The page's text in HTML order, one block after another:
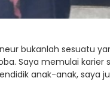
bukanlah sesuatu
Saya memulai
anak-anak, saya